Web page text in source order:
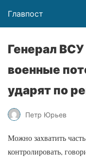
Главпост
Генерал
военные
ударят по
Петр Юрьев
Можно захватить
контролировать,